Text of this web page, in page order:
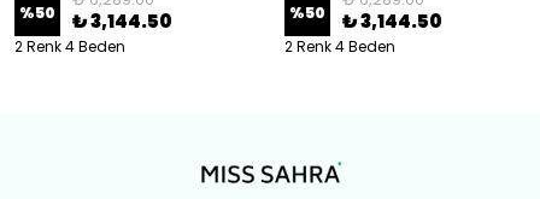
%50 ₺ 3,144.50
2 Renk 4 Beden
%50 ₺ 3,144.50
2 Renk 4 Beden